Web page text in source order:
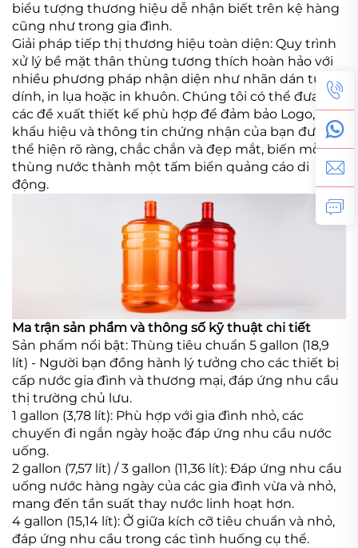
biểu tượng thương hiệu dễ nhận biết trên kệ hàng
cũng như trong gia đình.
Giải pháp tiếp thị thương hiệu toàn diện: Quy trình
xử lý bề mặt thân thùng tương thích hoàn hảo với
nhiều phương pháp nhận diện như nhãn dán tự
dính, in lụa hoặc in khuôn. Chúng tôi có thể đưa ra
các đề xuất thiết kế phù hợp để đảm bảo Logo,
khẩu hiệu và thông tin chứng nhận của bạn được
thể hiện rõ ràng, chắc chắn và đẹp mắt, biến mỗi
thùng nước thành một tấm biển quảng cáo di
động.
Ma trận sản phẩm và thông số kỹ thuật chi tiết
Sản phẩm nổi bật: Thùng tiêu chuẩn 5 gallon (18,9
lít) - Người bạn đồng hành lý tưởng cho các thiết bị
cấp nước gia đình và thương mại, đáp ứng nhu cầu
thị trường chủ lưu.
1 gallon (3,78 lít): Phù hợp với gia đình nhỏ, các
chuyến đi ngắn ngày hoặc đáp ứng nhu cầu nước
uống.
2 gallon (7,57 lít) / 3 gallon (11,36 lít): Đáp ứng nhu cầu
uống nước hàng ngày của các gia đình vừa và nhỏ,
mang đến tần suất thay nước linh hoạt hơn.
4 gallon (15,14 lít): Ở giữa kích cỡ tiêu chuẩn và nhỏ,
đáp ứng nhu cầu trong các tình huống cụ thể.